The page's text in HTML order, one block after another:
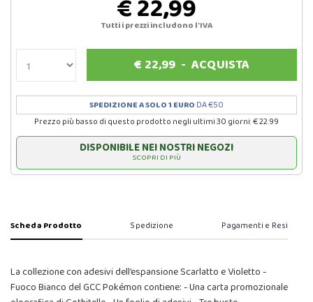
€ 22,99
Tutti i prezzi includono l'IVA
€ 22,99 -ACQUISTA
SPEDIZIONE A SOLO 1 EURO DA €50
Prezzo più basso di questo prodotto negli ultimi 30 giorni: € 22.99
DISPONIBILE NEI NOSTRI NEGOZI
SCOPRI DI PIÙ
Scheda Prodotto Spedizione Pagamenti e Resi
La collezione con adesivi dell’espansione Scarlatto e Violetto -
Fuoco Bianco del GCC Pokémon contiene: - Una carta promozionale